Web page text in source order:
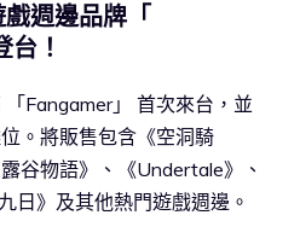
週邊品牌「
！
Fangamer」 首次來台，並
。將販售包含《空洞騎
谷物語》、《Undertale》、
日》及其他熱門遊戲週邊。